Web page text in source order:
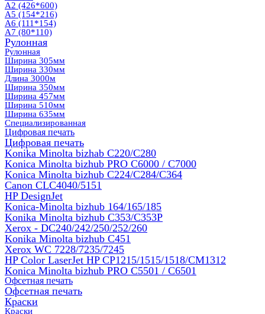
А2 (426*600)
А5 (154*216)
А6 (111*154)
А7 (80*110)
Рулонная
Рулонная
Ширина 305мм
Ширина 330мм
Длина 3000м
Ширина 350мм
Ширина 457мм
Ширина 510мм
Ширина 635мм
Специализированная
Цифровая печать
Цифровая печать
Konika Minolta bizhab C220/C280
Konica Minolta bizhub PRO C6000 / C7000
Konica Minolta bizhub С224/С284/С364
Canon CLC4040/5151
HP DesignJet
Konica-Minolta bizhub 164/165/185
Konika Minolta bizhub C353/C353Р
Xerox - DC240/242/250/252/260
Konika Minolta bizhub C451
Xerox WC 7228/7235/7245
HP Color LaserJet HP CP1215/1515/1518/CM1312
Konica Minolta bizhub PRO С5501 / С6501
Офсетная печать
Офсетная печать
Краски
Краски